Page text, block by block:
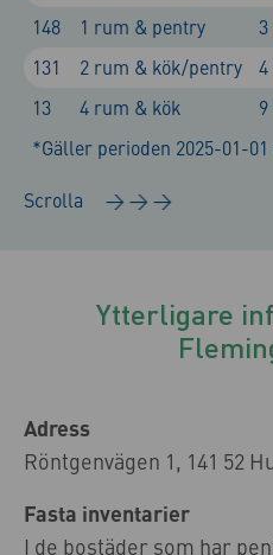
148
1 rum & pentry
131
2 rum & kök/pentry
13
4 rum & kök
*Gäller perioden 2025-01-
Ytterligare
Adress
Röntgenvägen 1, 141 52
Fasta inventarier
I de bostäder som har